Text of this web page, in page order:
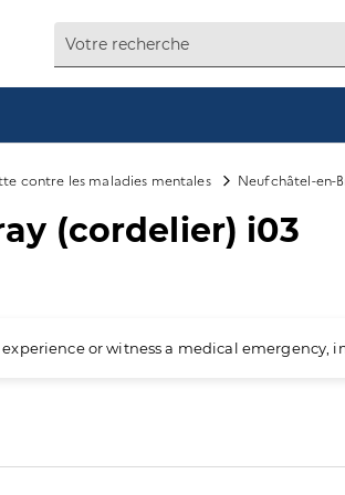
contre les maladies mentales Neufchâtel-en-
(cordelier) i03
experience or witness a medical